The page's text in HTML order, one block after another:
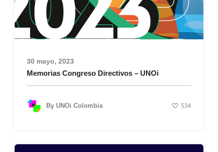
30 mayo, 2023
Memorias Congreso Directivos – UNOi
By UNOi Colombia 534